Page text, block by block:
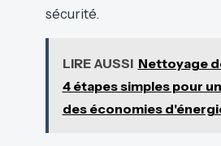
sécurité.
LIRE AUSSI Nettoyage
4 étapes simples pour
des économies